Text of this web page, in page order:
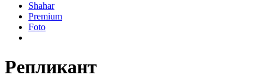
Shahar
Premium
Foto
Репликант